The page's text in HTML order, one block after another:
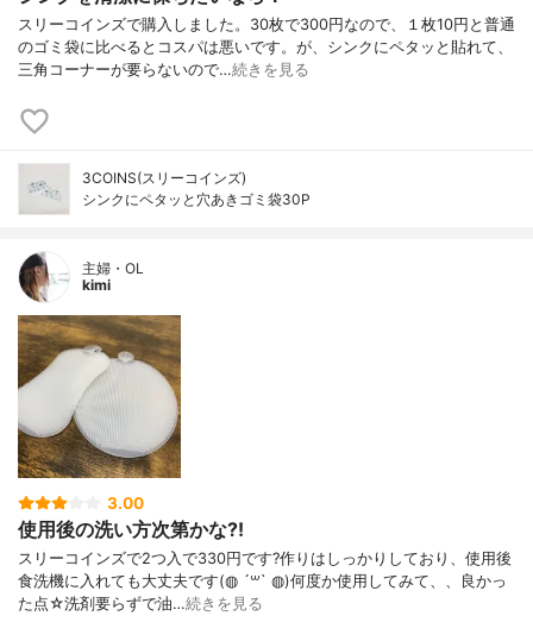
スリーコインズで購入しました。30枚で300円なので、１枚10円と普通
のゴミ袋に比べるとコスパは悪いです。が、シンクにペタッと貼れて、
三角コーナーが要らないので…続きを見る
3COINS(スリーコインズ)
シンクにペタッと穴あきゴミ袋30P
主婦・OL
kimi
3.00
使用後の洗い方次第かな?!
スリーコインズで2つ入で330円です?作りはしっかりしており、使用後
食洗機に入れても大丈夫です(◍ ´꒳` ◍)何度か使用してみて、、良かっ
た点☆洗剤要らずで油…続きを見る